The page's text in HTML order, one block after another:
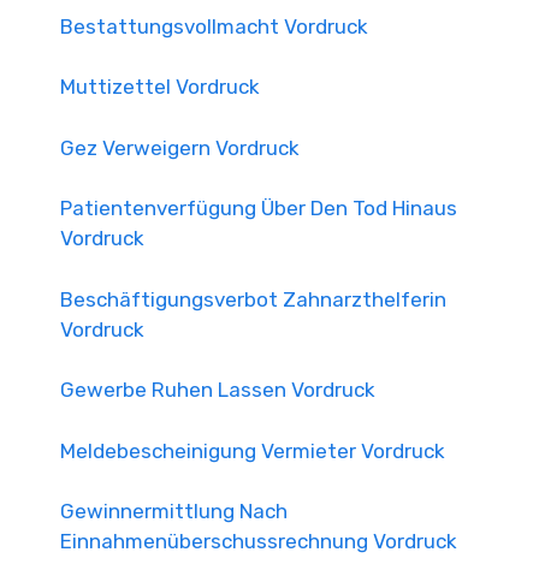
Bestattungsvollmacht Vordruck
Muttizettel Vordruck
Gez Verweigern Vordruck
Patientenverfügung Über Den Tod Hinaus
Vordruck
Beschäftigungsverbot Zahnarzthelferin
Vordruck
Gewerbe Ruhen Lassen Vordruck
Meldebescheinigung Vermieter Vordruck
Gewinnermittlung Nach
Einnahmenüberschussrechnung Vordruck